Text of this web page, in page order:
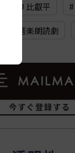
# 比叡平
# 音楽朗読劇